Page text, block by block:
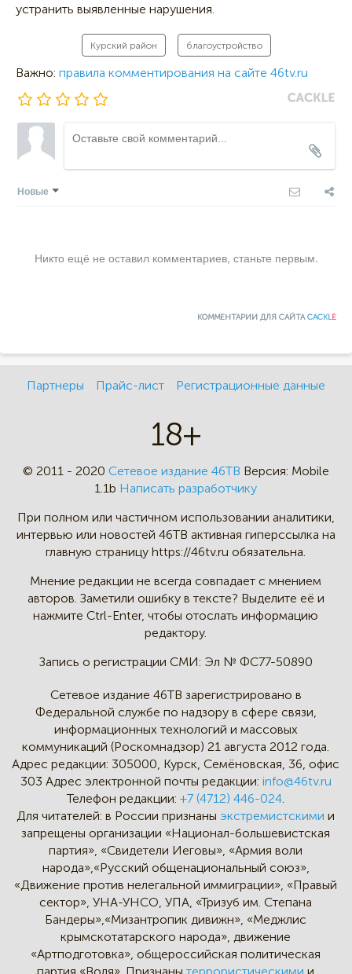
устранить выявленные нарушения.
Курский район благоустройство
Важно: правила комментирования на сайте 46tv.ru
Новые
Никто ещё не оставил комментариев, станьте первым.
КОММЕНТАРИИ ДЛЯ САЙТАCACKLE
Партнеры Прайс-лист Регистрационные данные
18+
© 2011 - 2020 Сетевое издание 46ТВ Версия: Mobile
1.1b Написать разработчику
При полном или частичном использовании аналитики,
интервью или новостей 46TB активная гиперссылка на
главную страницу https://46tv.ru обязательна.
Мнение редакции не всегда совпадает с мнением
авторов. Заметили ошибку в тексте? Выделите её и
нажмите Ctrl-Enter, чтобы отослать информацию
редактору.
Запись о регистрации СМИ: Эл № ФС77-50890
Сетевое издание 46ТВ зарегистрировано в
Федеральной службе по надзору в сфере связи,
информационных технологий и массовых
коммуникаций (Роскомнадзор) 21 августа 2012 года.
Адрес редакции: 305000, Курск, Семёновская, 36, офис
303 Адрес электронной почты редакции: info@46tv.ru
Телефон редакции: +7 (4712) 446-024
Для читателей: в России признаныэкстремистскими и
запрещены организации «Национал-большевистская
партия», «Свидетели Иеговы», «Армия воли
народа»,«Русский общенациональный союз»,
«Движение против нелегальной иммиграции», «Правый
сектор», УНА-УНСО, УПА, «Тризуб им. Степана
Бандеры»,«Мизантропик дивижн», «Меджлис
крымскотатарского народа», движение
«Артподготовка», общероссийская политическая
партия «Воля». Признанытеррористическими и